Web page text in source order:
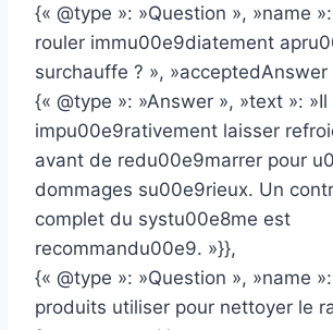
{« @type »: »Question », »name
rouler immu00e9diatement
surchauffe ? », »acceptedAnswer
{« @type »: »Answer », »text »:
impu00e9rativement laisser
avant de redu00e9marrer pour
dommages su00e9rieux. Un
complet du systu00e8me est
recommandu00e9. »}},
{« @type »: »Question », »name
produits utiliser pour nettoyer le